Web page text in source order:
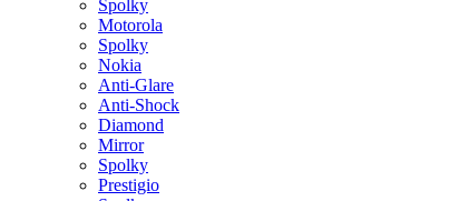
Spolky
Motorola
Spolky
Nokia
Anti-Glare
Anti-Shock
Diamond
Mirror
Spolky
Prestigio